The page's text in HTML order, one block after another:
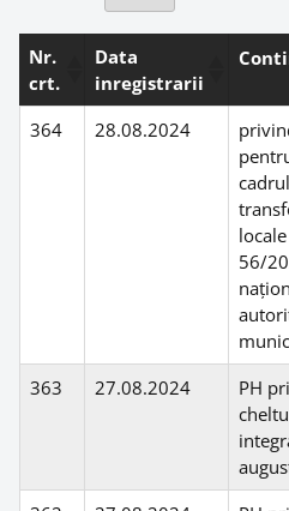
Nr.
crt.
Data
inregistrarii
364 28.08.2024
56/
363
27.08.2024
PH